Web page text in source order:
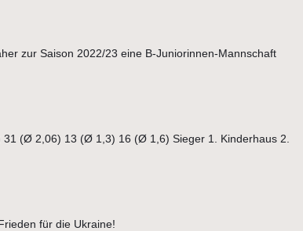
zur Saison 2022/23 eine B-Juniorinnen-Mannschaft
31 (Ø 2,06) 13 (Ø 1,3) 16 (Ø 1,6) Sieger 1. Kinderhaus 2.
für die Ukraine!